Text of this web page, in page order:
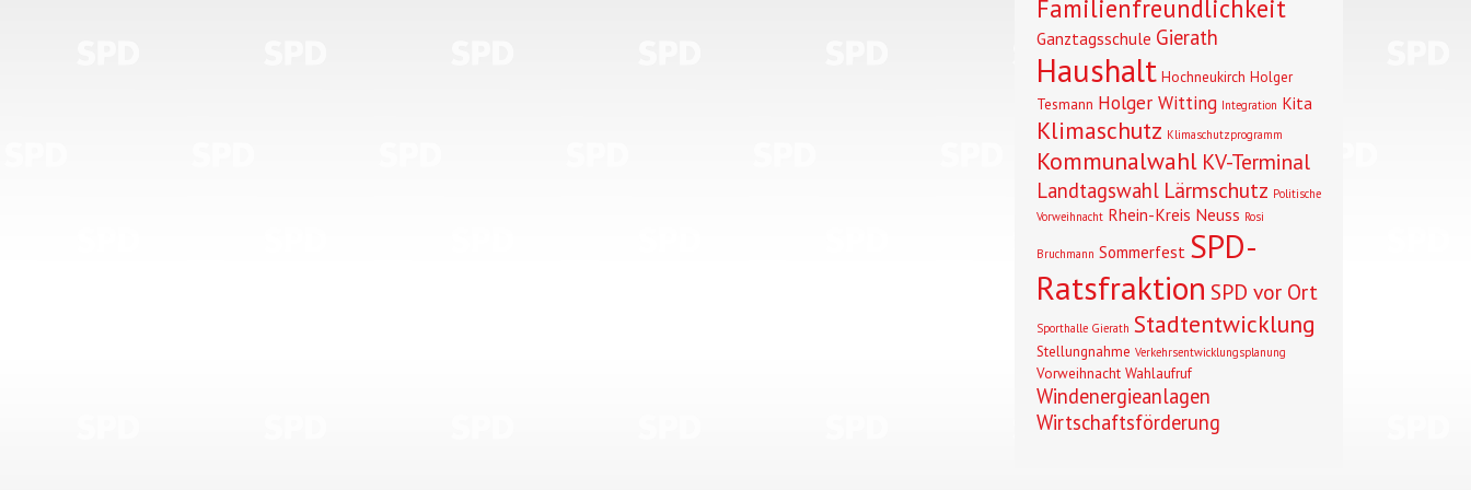
Familienfreundlichkeit
Ganztagsschule Gierath
Haushalt Hochneukirch Holger
Tesmann Holger Witting Integration Kita
Klimaschutz Klimaschutzprogramm
Kommunalwahl KV-Terminal
Landtagswahl Lärmschutz Politische
Vorweihnacht Rhein-Kreis Neuss Rosi
Bruchmann Sommerfest SPD-
Ratsfraktion SPD vor Ort
Sporthalle Gierath Stadtentwicklung
Stellungnahme Verkehrsentwicklungsplanung
Vorweihnacht Wahlaufruf
Windenergieanlagen
Wirtschaftsförderung